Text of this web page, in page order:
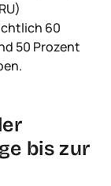
60
50 Prozent
bis zur